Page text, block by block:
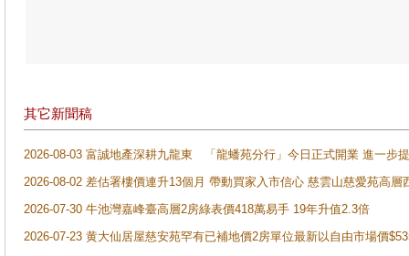
其它新聞稿
2026-08-03 富誠地產深耕九龍東 「龍蟠苑分行」今日正式開業 進一步
2026-08-02 差估署樓價連升13個月 帶動買家入市信心 慈雲山慈愛苑高層
2026-07-30 牛池灣嘉峰臺高層2房綠表價418萬易手 19年升值2.3倍
2026-07-23 黄大仙居屋慈安苑罕有已補地價2房單位最新以自由市場價